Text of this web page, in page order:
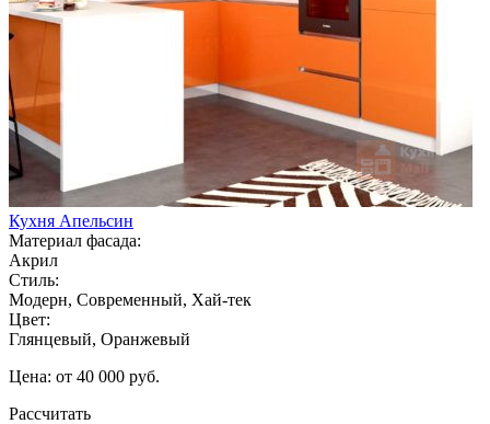
Кухня Апельсин
Материал фасада:
Акрил
Стиль:
Модерн, Современный, Хай-тек
Цвет:
Глянцевый, Оранжевый
Цена: от 40 000 руб.
Рассчитать